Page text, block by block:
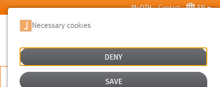
Skip to main content MyOTH Contact EN
APPLY NOW
Necessary cookies
DENY
SAVE